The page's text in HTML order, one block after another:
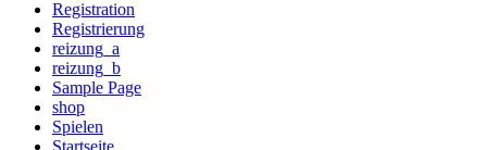
Registration
Registrierung
reizung_a
reizung_b
Sample Page
shop
Spielen
Startseite